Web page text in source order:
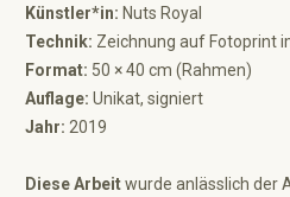
Künstler*in: Nuts Royal
Technik: Zeichnung auf Fotoprint
Format: 50 × 40 cm (Rahmen)
Auflage: Unikat, signiert
Jahr: 2019
Diese Arbeitwurde anlässlich der